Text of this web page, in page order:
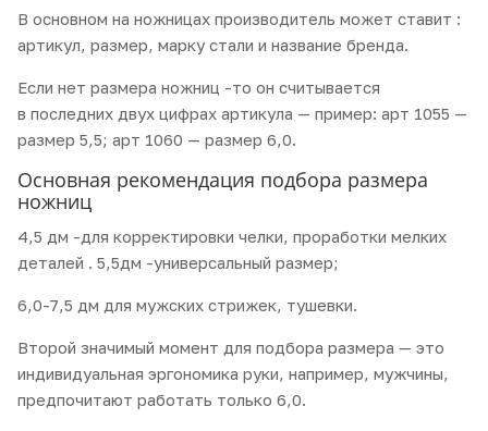
В основном на ножницах производитель может ставит :
артикул, размер, марку стали и название бренда.
Если нет размера ножниц -то он считывается
в последних двух цифрах артикула — пример: арт 1055 —
размер 5,5; арт 1060 — размер 6,0.
Основная рекомендация подбора размера
ножниц
4,5 дм -для корректировки челки, проработки мелких
деталей . 5,5дм -универсальный размер;
6,0-7,5 дм для мужских стрижек, тушевки.
Второй значимый момент для подбора размера — это
индивидуальная эргономика руки, например, мужчины,
предпочитают работать только 6,0.